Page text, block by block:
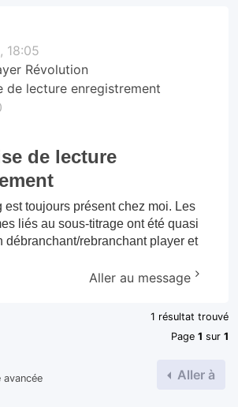
18:05
Révolution
de lecture enregistrement
de lecture
est toujours présent chez moi. Les
liés au sous-titrage ont été quasi
débranchant/rebranchant player et
Aller au message
1 résultat trouvé
Page 1 sur 1
avancée Aller à